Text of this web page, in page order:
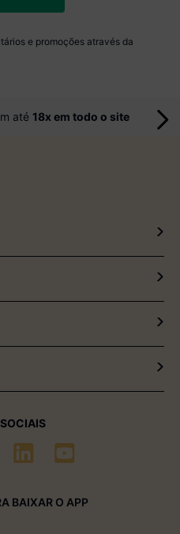
e promoções através da
até 18x em todo o site
feira)
BAIXAR O APP